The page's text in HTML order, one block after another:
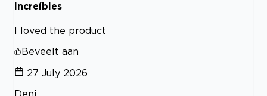
increíbles
I loved the product
Beveelt aan
27 July 2026
Deni